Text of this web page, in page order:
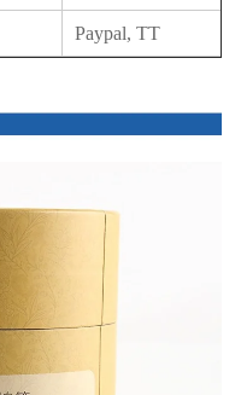
Paypal, TT